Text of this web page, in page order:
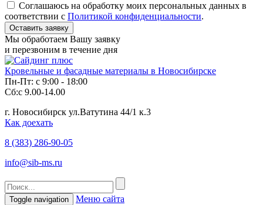
Соглашаюсь на обработку моих персональных данных в
соответствии с Политикой конфиденциальности.
Мы обработаем Вашу заявку
и перезвоним в течение дня
Кровельные и фасадные материалы в Новосибирске
Пн-Пт: с 9:00 - 18:00
Сб:с 9.00-14.00
г. Новосибирск ул.Ватутина 44/1 к.3
Как доехать
8 (383) 286-90-05
info@sib-ms.ru
Toggle navigation Меню сайта